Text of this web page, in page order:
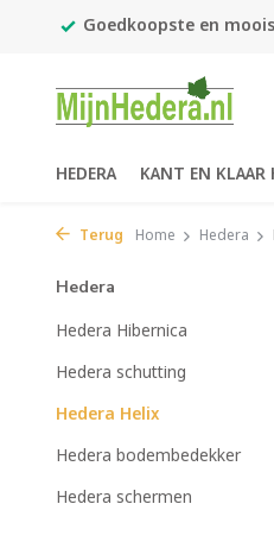
Goedkoopste en
HEDERA KANT EN KLAAR
Terug Home Hedera
Hedera
Hedera Hibernica
Hedera schutting
Hedera Helix
Hedera bodembedekker
Hedera schermen